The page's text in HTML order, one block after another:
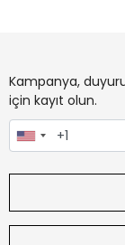
Kampanya,
için kayıt olun.